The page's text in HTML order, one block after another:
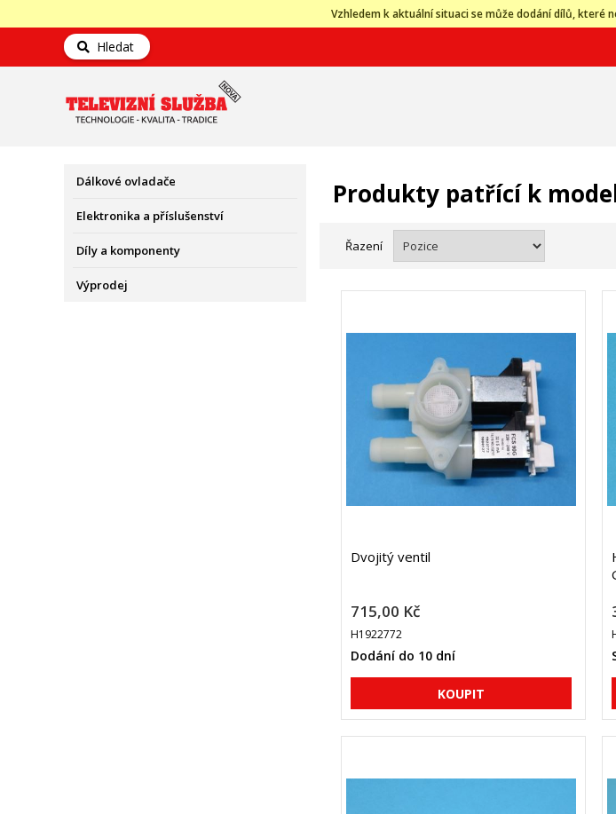
Vzhledem k aktuální situaci se může dodání dílů, které
Hledat
Dálkové ovladače
Elektronika a příslušenství
Díly a komponenty
Výprodej
Produkty patřící k
Řazení
Dvojitý ventil
715,00 Kč
H1922772
Dodání do 10 dní